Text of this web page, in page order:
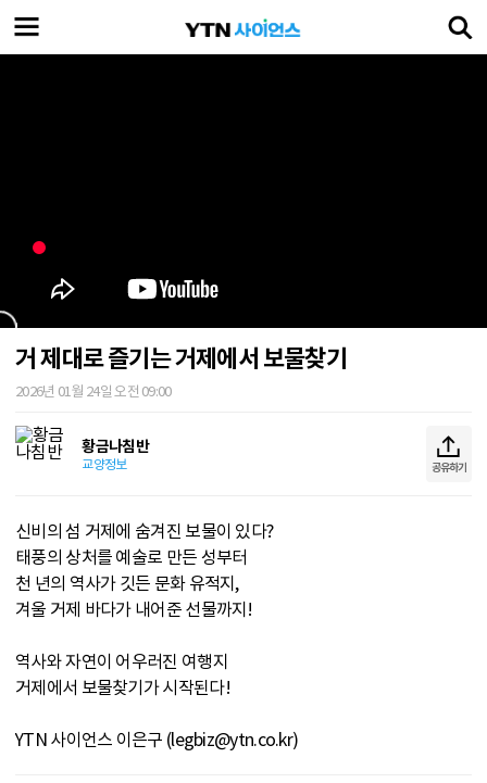
거 제대로 즐기는 거제에서 보물찾기
2026년 01월 24일 오전 09:00
황금나침반
교양정보 공유하기
신비의 섬 거제에 숨겨진 보물이 있다?
태풍의 상처를 예술로 만든 성부터
천 년의 역사가 깃든 문화 유적지,
겨울 거제 바다가 내어준 선물까지!
역사와 자연이 어우러진 여행지
거제에서 보물찾기가 시작된다!
YTN 사이언스 이은구 (legbiz@ytn.co.kr)